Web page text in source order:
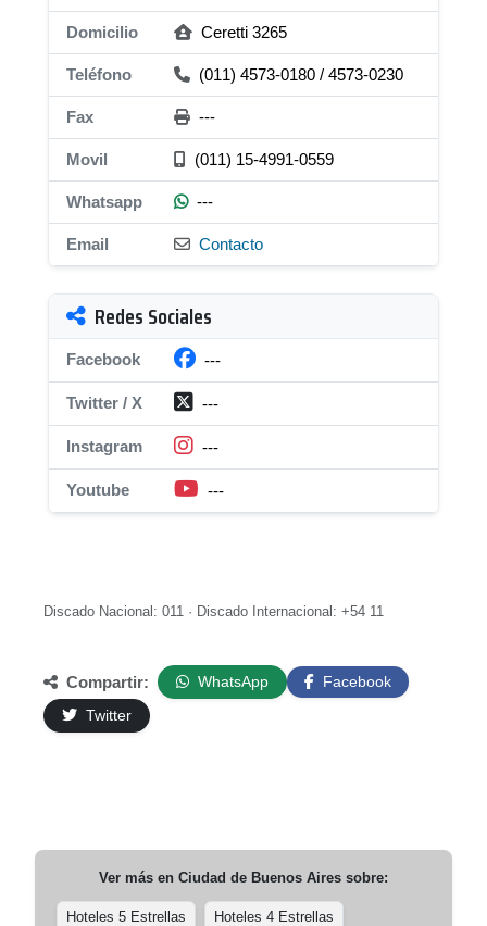
Domicilio Ceretti 3265
Teléfono (011) 4573-0180 / 4573-0230
Fax ---
Movil (011) 15-4991-0559
Whatsapp ---
Email Contacto
Redes Sociales
Facebook ---
Twitter / X ---
Instagram ---
Youtube ---
Discado Nacional: 011 · Discado Internacional: +54 11
Compartir: WhatsApp
Facebook
Twitter
Ver más en Ciudad de Buenos Aires sobre:
Hoteles 5 Estrellas Hoteles 4 Estrellas